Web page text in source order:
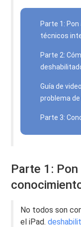
Parte 1:
técnicos
Parte 2:
Guía de
problema
Parte 3:
Parte 1:
No todos son
el iPad.